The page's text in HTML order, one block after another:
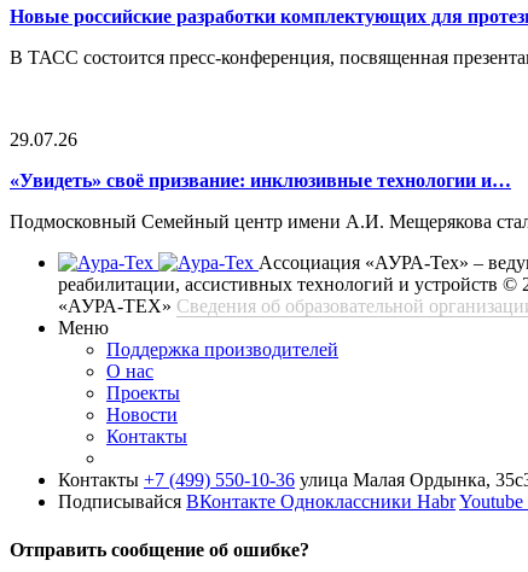
Новые российские разработки комплектующих для
В ТАСС состоится пресс-конференция, посвященная
29.07.26
«Увидеть» своё призвание: инклюзивные технологии и…
Подмосковный Семейный центр имени А.И. Мещерякова стал
Ассоциация «АУРА-Тех» –
реабилитации, ассистивных технологий и устройств ©
«АУРА-ТЕХ» Сведения об образовательной
Меню
Поддержка производителей
О нас
Проекты
Новости
Контакты
Контакты +7 (499) 550-10-36 улица Малая Ордынка,
Подписывайся ВКонтакте Одноклассники HabrYoutube
Отправить сообщение об ошибке?